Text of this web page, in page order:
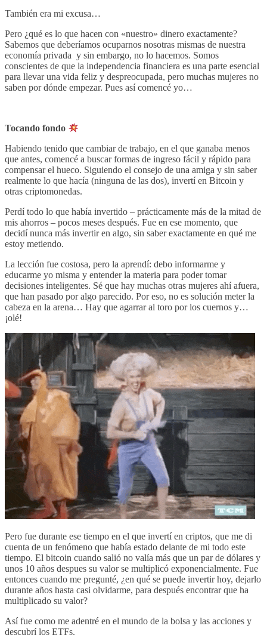
También era mi excusa…
Pero ¿qué es lo que hacen con «nuestro» dinero exactamente?
Sabemos que deberíamos ocuparnos nosotras mismas de nuestra
economía privada y sin embargo, no lo hacemos. Somos
conscientes de que la independencia financiera es una parte esencial
para llevar una vida feliz y despreocupada, pero muchas mujeres no
saben por dónde empezar. Pues así comencé yo…
Tocando fondo
Habiendo tenido que cambiar de trabajo, en el que ganaba menos
que antes, comencé a buscar formas de ingreso fácil y rápido para
compensar el hueco. Siguiendo el consejo de una amiga y sin saber
realmente lo que hacía (ninguna de las dos), invertí en Bitcoin y
otras criptomonedas.
Perdí todo lo que había invertido – prácticamente más de la mitad de
mis ahorros – pocos meses después. Fue en ese momento, que
decidí nunca más invertir en algo, sin saber exactamente en qué me
estoy metiendo.
La lección fue costosa, pero la aprendí: debo informarme y
educarme yo misma y entender la materia para poder tomar
decisiones inteligentes. Sé que hay muchas otras mujeres ahí afuera,
que han pasado por algo parecido. Por eso, no es solución meter la
cabeza en la arena… Hay que agarrar al toro por los cuernos y…
¡olé!
Pero fue durante ese tiempo en el que invertí en criptos, que me di
cuenta de un fenómeno que había estado delante de mi todo este
tiempo. El bitcoin cuando salió no valía más que un par de dólares y
unos 10 años despues su valor se multiplicó exponencialmente. Fue
entonces cuando me pregunté, ¿en qué se puede invertir hoy, dejarlo
durante años hasta casi olvidarme, para después encontrar que ha
multiplicado su valor?
Así fue como me adentré en el mundo de la bolsa y las acciones y
descubrí los ETFs.